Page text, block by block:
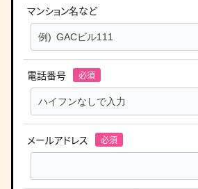
マンション名など
電話番号
メールアドレス